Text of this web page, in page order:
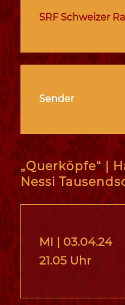
SRF Schweizer
Sender
„Querköpfe“ |
Nessi
MI | 03.04.24
21.05 Uhr